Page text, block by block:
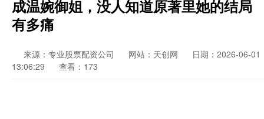
成温婉御姐，没人知道原著里她的结局
有多痛
来源：专业股票配资公司 网站：天创网
日期：2026-06-01
13:06:29
查看：173